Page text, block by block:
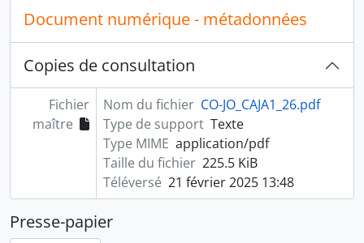
Document numérique - métadonnées
Copies de consultation
Fichier
maître
Nom du fichier CO-JO_CAJA1_26.pdf
Type de support Texte
Type MIME application/pdf
Taille du fichier 225.5 KiB
Téléversé 21 février 2025 13:48
Presse-papier